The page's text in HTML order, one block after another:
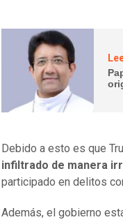
Debido a esto es que
infiltrado de manera
participado en delitos
Además, el gobierno